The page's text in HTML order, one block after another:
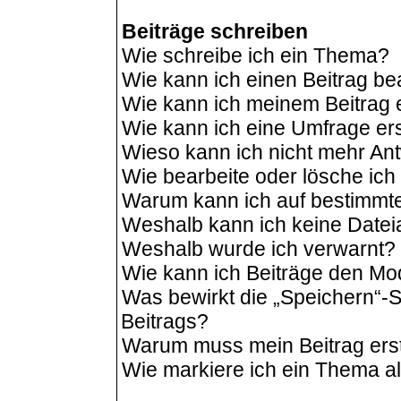
Beiträge schreiben
Wie schreibe ich ein Thema?
Wie kann ich einen Beitrag
Wie kann ich meinem Beitrag
Wie kann ich eine Umfrage
Wieso kann ich nicht mehr
Wie bearbeite oder lösche
Warum kann ich auf
Weshalb kann ich keine
Weshalb wurde ich verwarnt?
Wie kann ich Beiträge den
Was bewirkt die
Beitrags?
Warum muss mein Beitrag
Wie markiere ich ein Thema